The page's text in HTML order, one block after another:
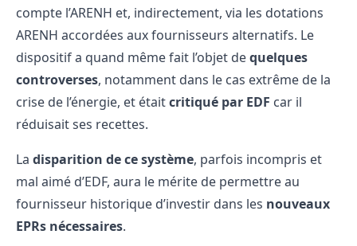
compte l’ARENH et, indirectement, via les dotations
ARENH accordées aux fournisseurs alternatifs. Le
dispositif a quand même fait l’objet dequelques
controverses, notamment dans le cas extrême de la
crise de l’énergie, et étaitcritiqué par EDF car il
réduisait ses recettes.
La disparition de ce système, parfois incompris et
mal aimé d’EDF, aura le mérite de permettre au
fournisseur historique d’investir dans les nouveaux
EPRs nécessaires.